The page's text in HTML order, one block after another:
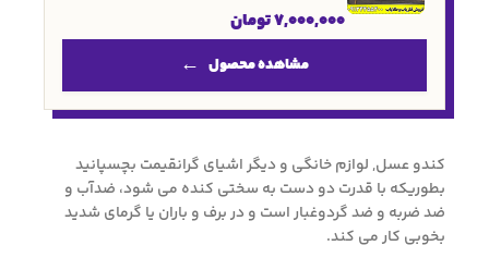
7,000,000تومان
مشاهده محصول
کندو عسل, لوازم خانگی و دیگر اشیای گرانقیمت بچسپانید
بطوریکه با قدرت دو دست به سختی کنده می شود، ضدآب و
ضد ضربه و ضد گردوغبار است و در برف و باران یا گرمای شدید
بخوبی کار می کند.